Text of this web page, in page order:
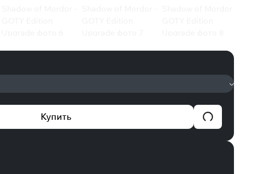
Купить